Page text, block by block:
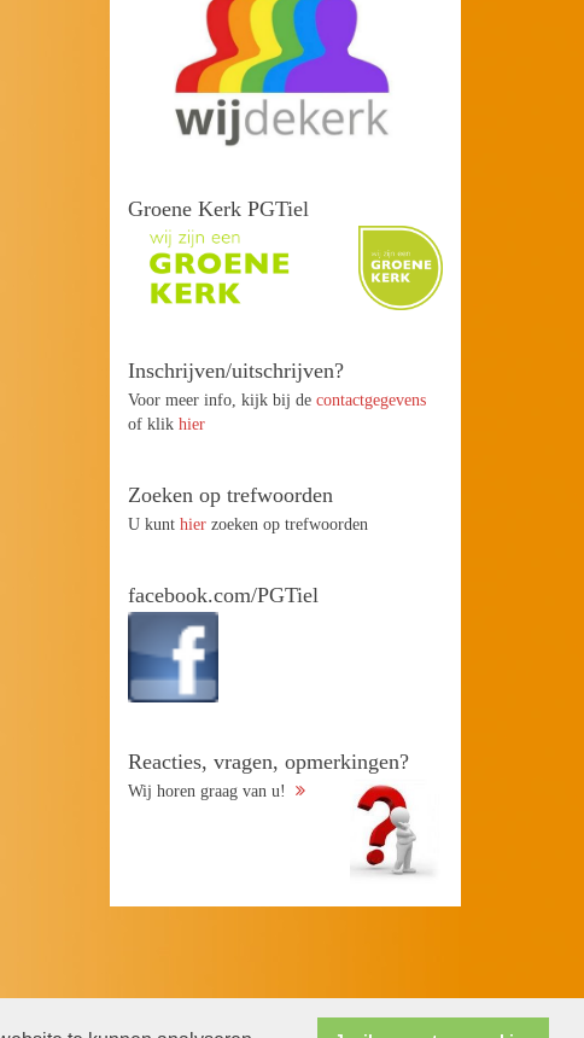
Groene Kerk PGTiel
Inschrijven/uitschrijven?
Voor meer info, kijk bij decontactgegevens
of klikhier
Zoeken op trefwoorden
U kunthier zoeken op trefwoorden
facebook.com/PGTiel
Reacties, vragen, opmerkingen?
Wij horen graag van u!